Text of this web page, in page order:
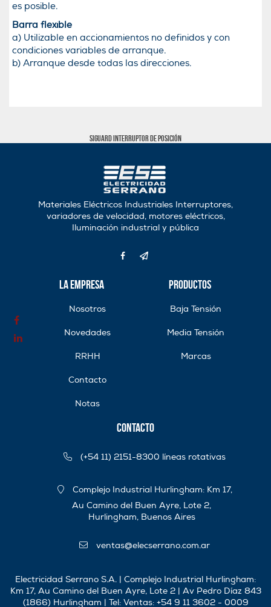
es posible.
Barra flexible
a) Utilizable en accionamientos no definidos y con
condiciones variables de arranque.
b) Arranque desde todas las direcciones.
SIGUARD Interruptor de posición
Materiales Eléctricos Industriales Interruptores,
variadores de velocidad, motores eléctricos,
Iluminación industrial y pública
La Empresa
Nosotros
Novedades
RRHH
Contacto
Notas
Productos
Baja Tensión
Media Tensión
Marcas
Contacto
(+54 11) 2151-8300 líneas rotativas
Complejo Industrial Hurlingham: Km 17,
Au Camino del Buen Ayre, Lote 2,
Hurlingham, Buenos Aires
ventas@elecserrano.com.ar
Electricidad Serrano S.A. | Complejo Industrial Hurlingham:
Km 17, Au Camino del Buen Ayre, Lote 2 | Av Pedro Díaz 843
(1866) Hurlingham | Tel: Ventas: +54 9 11 3602 - 0009